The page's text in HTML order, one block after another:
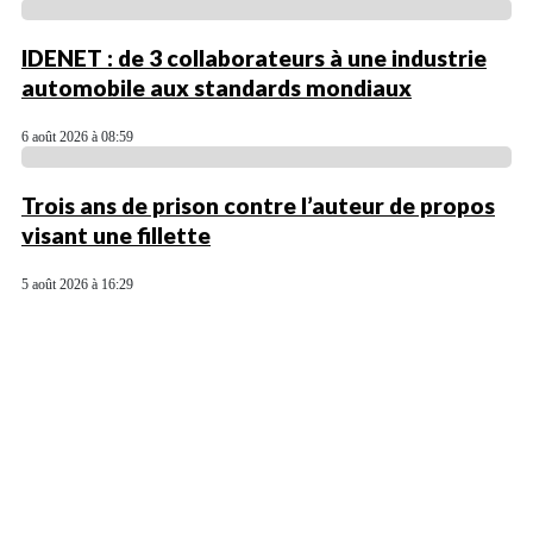
IDENET : de 3 collaborateurs à une industrie
automobile aux standards mondiaux
6 août 2026 à 08:59
Trois ans de prison contre l’auteur de propos
visant une fillette
5 août 2026 à 16:29